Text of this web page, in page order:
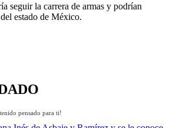
seguir la carrera de armas y podrían
estado de México.
pensado para ti!